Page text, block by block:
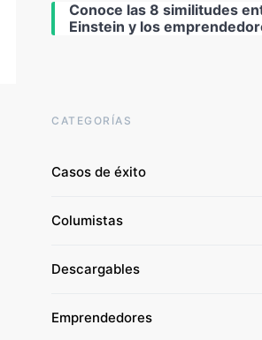
Conoce las 8 similitudes
Einstein y los
CATEGORÍAS
Casos de éxito
Columistas
Descargables
Emprendedores